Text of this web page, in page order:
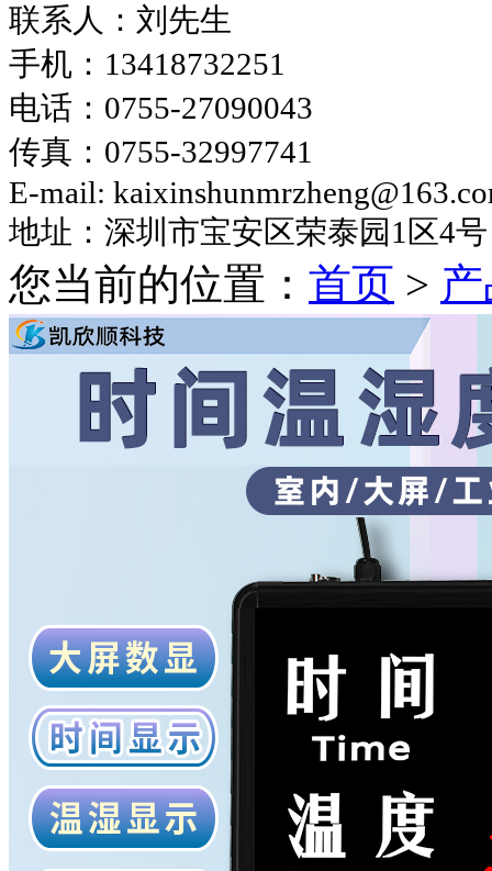
联系人：刘先生
手机： 13418732251
电话： 0755-27090043
传真： 0755-32997741
E-mail:
地址：深圳市宝安区荣泰园 1区4号
您当前的位置： 首页 >